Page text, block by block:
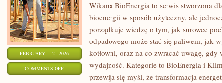
FEBRUARY - 12 - 2026
COMMENTS OFFON
Wikana BioEnergia to serwis stworzona
bioenergii w sposób użyteczny, ale
porządkuje wiedzę o tym, jak surowce
odpadowego może stać się paliwem, jak
kotłowni, oraz na co zwracać uwagę,
wydajność. Kategorie to BioEnergia i
przewija się myśl, że transformacja